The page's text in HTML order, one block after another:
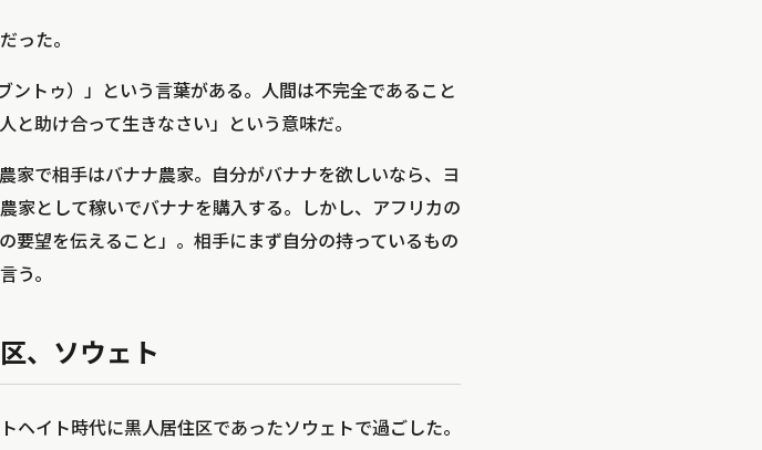
った。
トゥ）」という言葉がある。人間は不完全であること
助け合って生きなさい」という意味だ。
家で相手はバナナ農家。自分がバナナを欲しいなら、ヨ
家として稼いでバナナを購入する。しかし、アフリカの
要望を伝えること」。相手にまず自分の持っているもの
う。
、ソウェト
イト時代に黒人居住区であったソウェトで過ごした。